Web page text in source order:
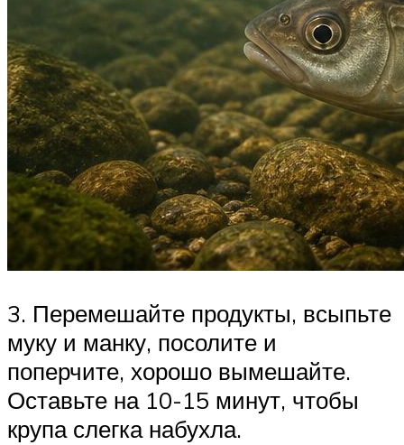
3. Перемешайте продукты, всыпьте
муку и манку, посолите и
поперчите, хорошо вымешайте.
Оставьте на 10-15 минут, чтобы
крупа слегка набухла.